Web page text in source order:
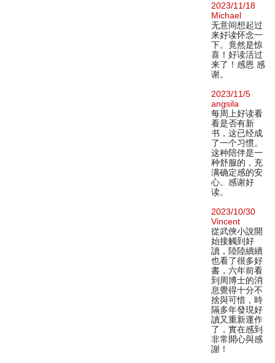
2023/11/18
Michael
无意间想起过
来好读怀念一
下。竟然是惊
喜！好读活过
来了！感恩 感
谢。
2023/11/5
angsila
每周上好读看
看是否有新
书，这已经成
了一个习惯。
这种陪伴是一
种舒服的，充
满确定感的安
心。感谢好
读。
2023/10/30
Vincent
從武俠小說開
始接觸到好
讀，陸陸續續
也看了很多好
書，六年前看
到周博士的消
息覺得十分不
捨與可惜，時
隔多年發現好
讀又重新運作
了，實在感到
非常開心與感
謝！